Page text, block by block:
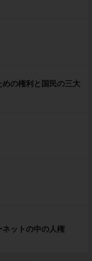
の権利と国民の三大
ネットの中の人権